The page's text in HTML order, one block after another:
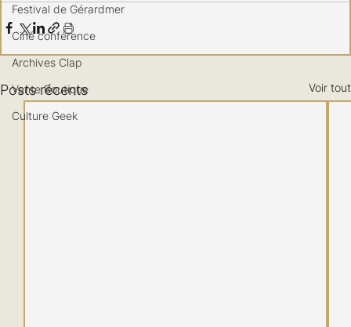
Festival de Gérardmer
Ciné conférence
Archives Clap
Vente Boutique
Culture Geek
Posts récents Voir tout